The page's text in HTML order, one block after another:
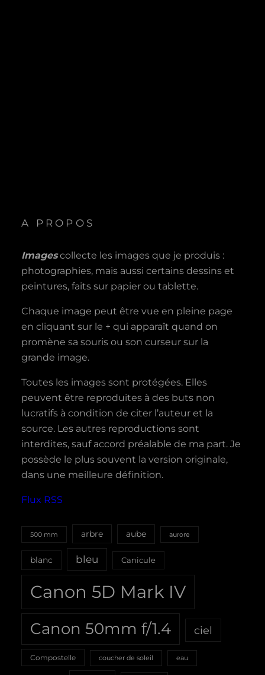
A PROPOS
Imagescollecte les images que je produis :
photographies, mais aussi certains dessins et
peintures, faits sur papier ou tablette.
Chaque image peut être vue en pleine page
en cliquant sur le + qui apparaît quand on
promène sa souris ou son curseur sur la
grande image.
Toutes les images sont protégées. Elles
peuvent être reproduites à des buts non
lucratifs à condition de citer l’auteur et la
source. Les autres reproductions sont
interdites, sauf accord préalable de ma part. Je
possède le plus souvent la version originale,
dans une meilleure définition.
Flux RSS
500 mm arbre aube aurore
blanc bleu Canicule
Canon 5D Mark IV
Canon 50mm f/1.4 ciel
Compostelle coucher de soleil eau